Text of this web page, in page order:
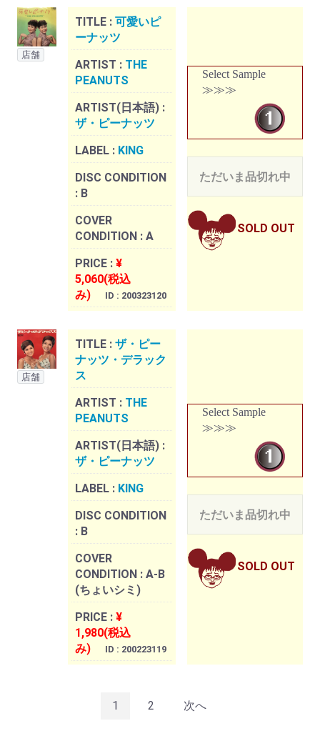
店舗
TITLE : 可愛いピ
ーナッツ
ARTIST : THE
PEANUTS
ARTIST(日本語) :
ザ・ピーナッツ
LABEL : KING
DISC CONDITION
: B
COVER
CONDITION : A
PRICE : ¥
5,060(税込
み)
ID : 200323120
Select Sample
≫≫≫
ただいま品切れ中
SOLD OUT
店舗
TITLE : ザ・ピー
ナッツ・デラック
ス
ARTIST : THE
PEANUTS
ARTIST(日本語) :
ザ・ピーナッツ
LABEL : KING
DISC CONDITION
: B
COVER
CONDITION : A-B
(ちょいシミ)
PRICE : ¥
1,980(税込
み)
ID : 200223119
Select Sample
≫≫≫
ただいま品切れ中
SOLD OUT
1 2 次へ